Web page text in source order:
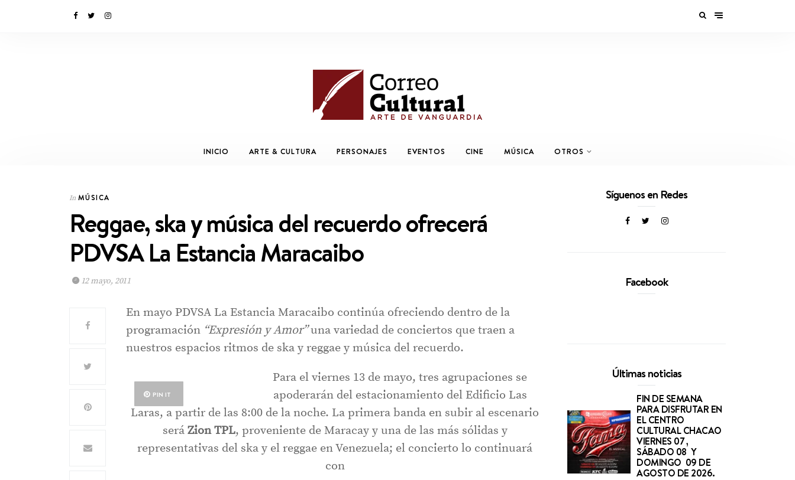
INICIO ARTE & CULTURA PERSONAJES EVENTOS CINE MÚSICA OTROS
In MÚSICA
Reggae, ska y música del recuerdo ofrecerá
PDVSA La Estancia Maracaibo
12 mayo, 2011
En mayo PDVSA La Estancia Maracaibo continúa ofreciendo dentro de la
programación “Expresión y Amor”una variedad de conciertos que traen a
nuestros espacios ritmos de ska y reggae y música del recuerdo.
PIN IT
Para el viernes 13 de mayo, tres agrupaciones se
apoderarán del estacionamiento del Edificio Las
Laras, a partir de las 8:00 de la noche. La primera banda en subir al escenario
será Zion TPL, proveniente de Maracay y una de las más sólidas y
representativas del ska y el reggae en Venezuela; el concierto lo continuará
con
Síguenos en Redes
Facebook
Últimas noticias
FIN DE SEMANA
PARA DISFRUTAR EN
EL CENTRO
CULTURAL CHACAO
VIERNES 07 ,
SÁBADO 08 Y
DOMINGO 09 DE
AGOSTO DE 2026.